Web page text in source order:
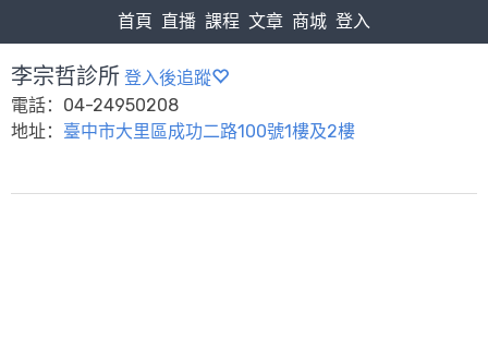
首頁 直播 課程 文章 商城 登入
李宗哲診所 登入後追蹤
電話：04-24950208
地址： 臺中市大里區成功二路100號1樓及2樓